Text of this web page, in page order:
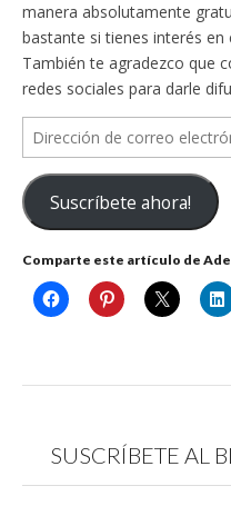
manera absolutamente
bastante si tienes interés
También te agradezco que
redes sociales para darle
Dirección
de
correo
electrónico
Suscríbete ahora!
Comparte este artículo de
SUSCRÍBETE AL